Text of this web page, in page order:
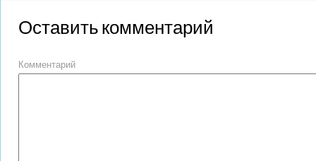
Оставить комментарий
Комментарий